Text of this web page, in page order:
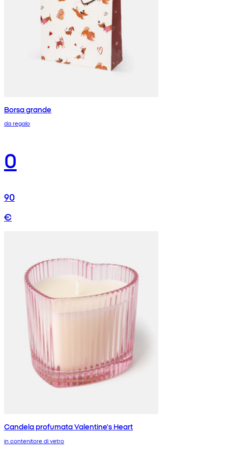
Borsa grande
da regalo
0
90
€
Candela profumata Valentine's Heart
in contenitore di vetro